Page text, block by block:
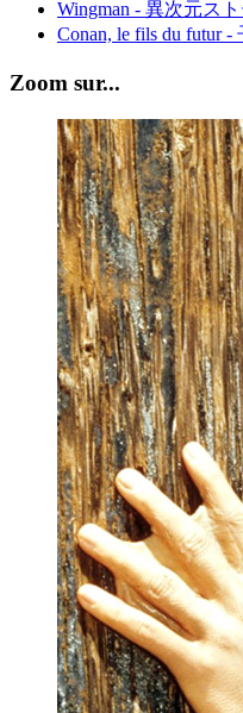
Wingman - 異次元ス
Conan, le fils du futur
Zoom sur...